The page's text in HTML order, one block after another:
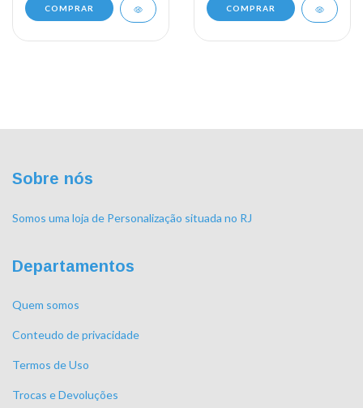
COMPRAR COMPRAR
Sobre nós
Somos uma loja de Personalização situada no RJ
Departamentos
Quem somos
Conteudo de privacidade
Termos de Uso
Trocas e Devoluções